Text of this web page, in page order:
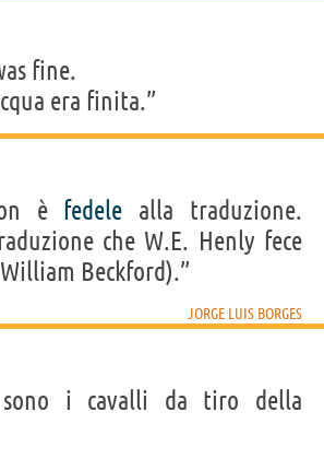
fine.
era finita.”
è fedele alla traduzione.
che W.E. Henly fece
Beckford).”
JORGE LUIS BORGES
i cavalli da tiro della